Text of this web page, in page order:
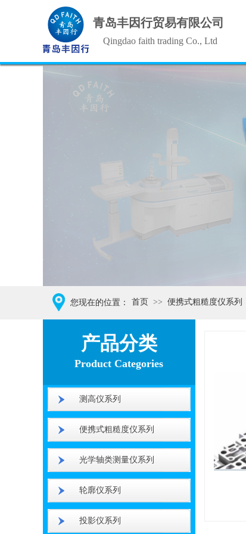
青岛丰因行贸易有限公司
Qingdao faith trading Co., Ltd
您现在的位置： 首页 >> 便携式粗糙度仪系列
产品分类
Product Categories
XXX仪器品牌
测高仪系列
便携式粗糙度仪系列
光学轴类测量仪系列
轮廓仪系列
投影仪系列